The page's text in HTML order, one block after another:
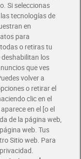
más cercana
Si seleccionas
tecnologías de
en
para
o retiras tu
los
que ves
volver a
o retirar el
clic en el
en el [o el
de la página web,
web. Tus
Sitio web. Para